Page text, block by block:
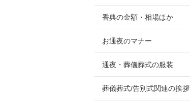
香典の金額・相場ほか
お通夜のマナー
通夜・葬儀葬式の服装
葬儀葬式/告別式関連の挨拶